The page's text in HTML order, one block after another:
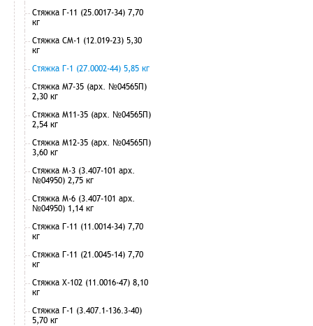
Стяжка Г-11 (25.0017-34) 7,70
кг
Стяжка СМ-1 (12.019-23) 5,30
кг
Стяжка Г-1 (27.0002-44) 5,85 кг
Стяжка М7-35 (арх. №04565П)
2,30 кг
Стяжка М11-35 (арх. №04565П)
2,54 кг
Стяжка М12-35 (арх. №04565П)
3,60 кг
Стяжка М-3 (3.407-101 арх.
№04950) 2,75 кг
Стяжка М-6 (3.407-101 арх.
№04950) 1,14 кг
Стяжка Г-11 (11.0014-34) 7,70
кг
Стяжка Г-11 (21.0045-14) 7,70
кг
Стяжка Х-102 (11.0016-47) 8,10
кг
Стяжка Г-1 (3.407.1-136.3-40)
5,70 кг